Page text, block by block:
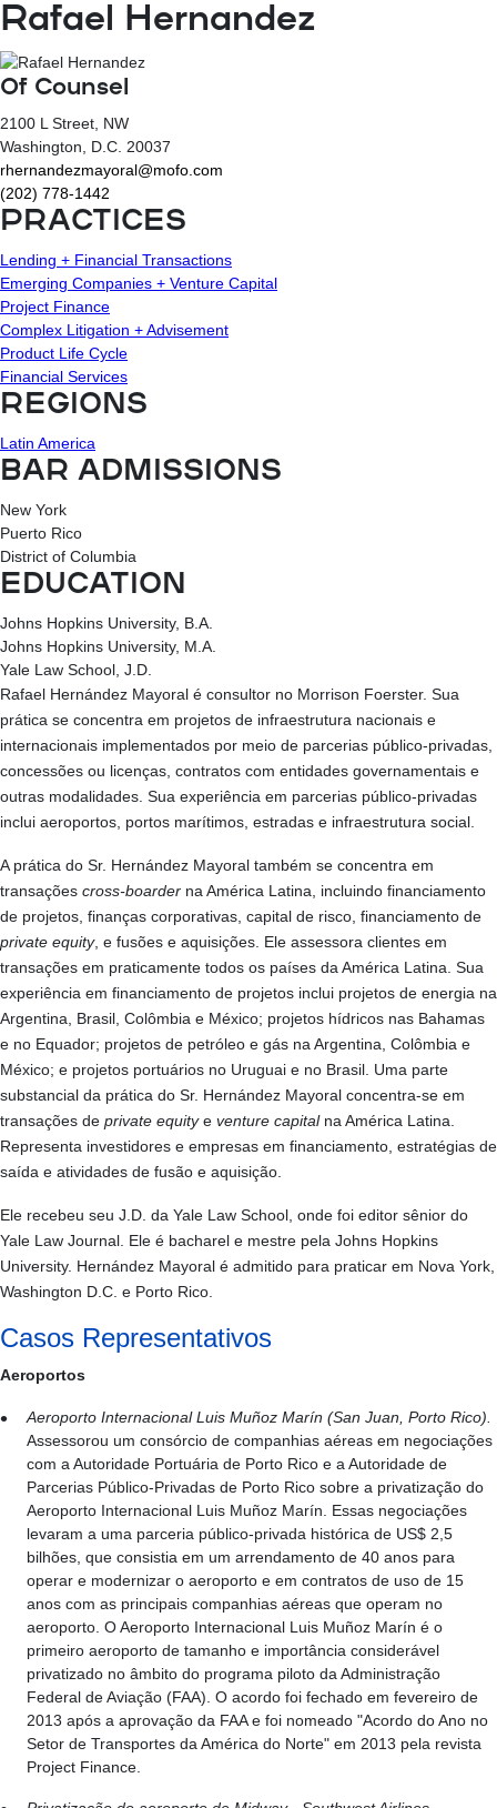
Rafael Hernandez
Of Counsel
2100 L Street, NW
Washington , D.C. 20037
rhernandezmayoral@mofo.com
(202) 778-1442
PRACTICES
Lending + Financial Transactions
Emerging Companies + Venture Capital
Project Finance
Complex Litigation + Advisement
Product Life Cycle
Financial Services
REGIONS
Latin America
BAR ADMISSIONS
New York
Puerto Rico
District of Columbia
EDUCATION
Johns Hopkins University, B.A.
Johns Hopkins University, M.A.
Yale Law School, J.D.
Rafael Hernández Mayoral é consultor no Morrison Foerster. Sua
prática se concentra em projetos de infraestrutura nacionais e
internacionais implementados por meio de parcerias público-privadas,
concessões ou licenças, contratos com entidades governamentais e
outras modalidades. Sua experiência em parcerias público-privadas
inclui aeroportos, portos marítimos, estradas e infraestrutura social.
A prática do Sr. Hernández Mayoral também se concentra em
transações cross-boarder na América Latina, incluindo financiamento
de projetos, finanças corporativas, capital de risco, financiamento de
private equity, e fusões e aquisições. Ele assessora clientes em
transações em praticamente todos os países da América Latina. Sua
experiência em financiamento de projetos inclui projetos de energia na
Argentina, Brasil, Colômbia e México; projetos hídricos nas Bahamas
e no Equador; projetos de petróleo e gás na Argentina, Colômbia e
México; e projetos portuários no Uruguai e no Brasil. Uma parte
substancial da prática do Sr. Hernández Mayoral concentra-se em
transações de private equitye venture capitalna América Latina.
Representa investidores e empresas em financiamento, estratégias de
saída e atividades de fusão e aquisição.
Ele recebeu seu J.D. da Yale Law School, onde foi editor sênior do
Yale Law Journal. Ele é bacharel e mestre pela Johns Hopkins
University. Hernández Mayoral é admitido para praticar em Nova York,
Washington D.C. e Porto Rico.
Casos Representativos
Aeroportos
Aeroporto Internacional Luis Muñoz Marín (San Juan, Porto Rico).
Assessorou um consórcio de companhias aéreas em negociações
com a Autoridade Portuária de Porto Rico e a Autoridade de
Parcerias Público-Privadas de Porto Rico sobre a privatização do
Aeroporto Internacional Luis Muñoz Marín. Essas negociações
levaram a uma parceria público-privada histórica de US$ 2,5
bilhões, que consistia em um arrendamento de 40 anos para
operar e modernizar o aeroporto e em contratos de uso de 15
anos com as principais companhias aéreas que operam no
aeroporto. O Aeroporto Internacional Luis Muñoz Marín é o
primeiro aeroporto de tamanho e importância considerável
privatizado no âmbito do programa piloto da Administração
Federal de Aviação (FAA). O acordo foi fechado em fevereiro de
2013 após a aprovação da FAA e foi nomeado "Acordo do Ano no
Setor de Transportes da América do Norte" em 2013 pela revista
Project Finance.